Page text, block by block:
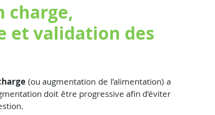
charge,
et validation des
(ou augmentation de l’alimentation) a
doit être progressive afin d’éviter